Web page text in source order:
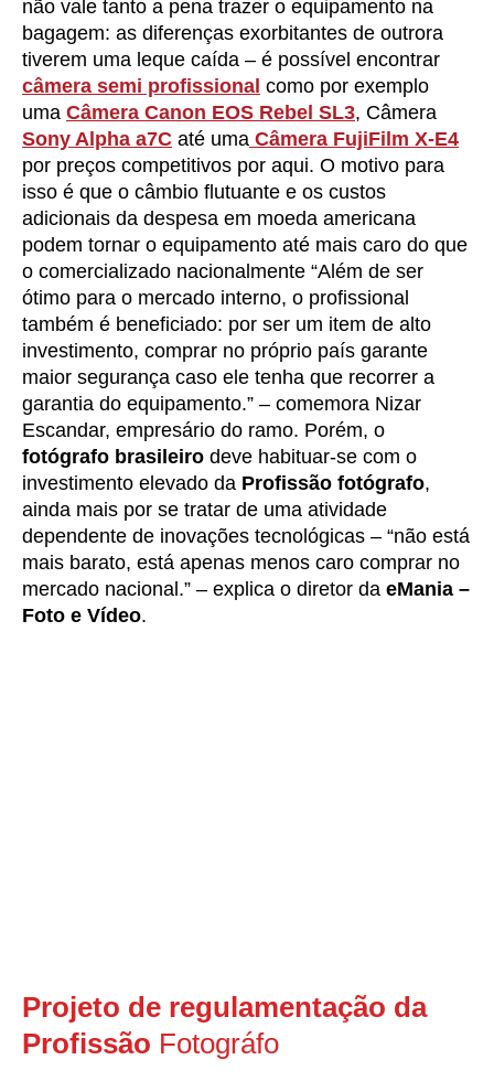
não vale tanto a pena trazer o equipamento na
bagagem: as diferenças exorbitantes de outrora
tiverem uma leque caída – é possível encontrar
câmera semi profissional como por exemplo
uma Câmera Canon EOS Rebel SL3, Câmera
Sony Alpha a7C até uma Câmera FujiFilm X-E4
por preços competitivos por aqui. O motivo para
isso é que o câmbio flutuante e os custos
adicionais da despesa em moeda americana
podem tornar o equipamento até mais caro do que
o comercializado nacionalmente “Além de ser
ótimo para o mercado interno, o profissional
também é beneficiado: por ser um item de alto
investimento, comprar no próprio país garante
maior segurança caso ele tenha que recorrer a
garantia do equipamento.” – comemora Nizar
Escandar, empresário do ramo. Porém, o
fotógrafo brasileiro deve habituar-se com o
investimento elevado da Profissão fotógrafo,
ainda mais por se tratar de uma atividade
dependente de inovações tecnológicas – “não está
mais barato, está apenas menos caro comprar no
mercado nacional.” – explica o diretor da eMania –
Foto e Vídeo.
Projeto de regulamentação da
Profissão Fotográfo